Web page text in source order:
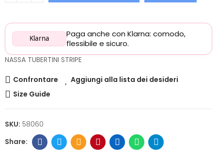
Klarna
Paga anche con Klarna: comodo,
flessibile e sicuro.
NASSA TUBERTINI STRIPE
Confrontare
Aggiungi alla lista dei desideri
Size Guide
SKU: 58060